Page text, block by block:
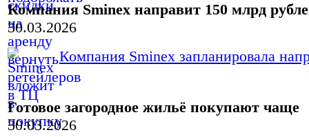
Компания Sminex направит 150 млрд
30.03.2026
Компания Sminex запланировала
Готовое загородное жильё покупают чаще
30.03.2026